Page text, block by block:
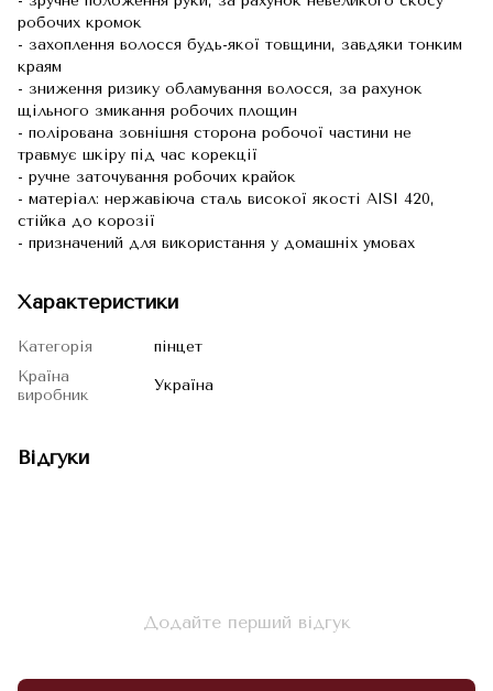
робочих кромок
- захоплення волосся будь-якої товщини, завдяки тонким
краям
- зниження ризику обламування волосся, за рахунок
щільного змикання робочих площин
- полірована зовнішня сторона робочої частини не
травмує шкіру під час корекції
- ручне заточування робочих крайок
- матеріал: нержавіюча сталь високої якості AISI 420,
стійка до корозії
- призначений для використання у домашніх умовах
Характеристики
Категорія
пінцет
Країна
виробник
Україна
Відгуки
Додайте перший відгук